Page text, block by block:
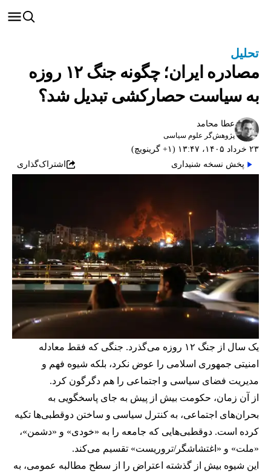
تحلیل
مصادره ایران؛ چگونه جنگ ۱۲ روزه
به سیاست حصارکشی تبدیل شد؟
عطا محامد
پژوهش‌گر علوم سیاسی
۲۳ خرداد ۱۴۰۵، ۱۳:۴۷ (‎+۱ گرینویچ)
پخش نسخه شنیداری
اشتراک‌گذاری
یک سال از جنگ ۱۲ روزه می‌گذرد. جنگی که فقط معادله
امنیتی جمهوری اسلامی را عوض نکرد، بلکه شیوه فهم و
مدیریت فضای سیاسی و اجتماعی را هم دگرگون کرد.
از آن زمان، حکومت بیش از پیش به جای پاسخگویی به
بحران‌های اجتماعی، به کنترل سیاسی و ساختن دو‌قطبی‌ها تکیه
کرده است. دو‌قطبی‌هایی که جامعه را به «خودی» و «دشمن»،
«ملت» و «اغتشاشگر/تروریست» تقسیم می‌کند.
این شیوه بیش از گذشته اعتراض را از سطح مطالبه عمومی، به